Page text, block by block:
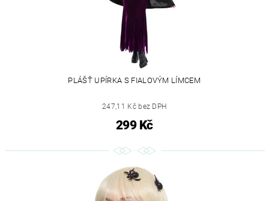
PLÁŠŤ UPÍRKA S FIALOVÝM LÍMCEM
247,11 Kč bez DPH
299 Kč